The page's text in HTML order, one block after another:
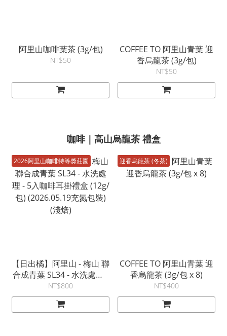
阿里山咖啡葉茶 (3g/包)
NT$50
COFFEE TO 阿里山青葉 迎
香烏龍茶 (3g/包)
NT$50
咖啡｜高山烏龍茶 禮盒
2026阿里山咖啡特等獎莊園
【日出橘】阿里山 - 梅山 聯
合成青葉 SL34 - 水洗處理 -
5入咖啡耳掛禮盒 (12g/包)
(2026.05.19充氮包裝) (淺
焙)
NT$800
迎香烏龍茶 (冬茶)
COFFEE TO 阿里山青葉 迎
香烏龍茶 (3g/包 x 8)
NT$400